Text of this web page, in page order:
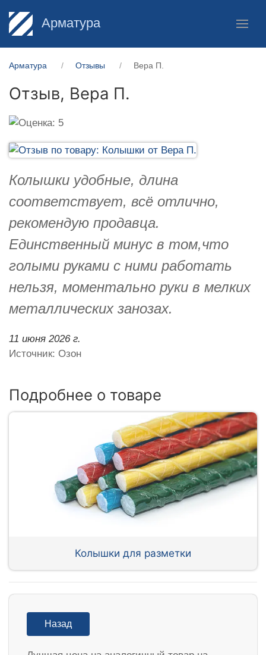
Арматура
Арматура Отзывы Вера П.
Отзыв, Вера П.
Колышки удобные, длина
соответствует, всё отлично,
рекомендую продавца.
Единственный минус в том,что
голыми руками с ними работать
нельзя, моментально руки в мелких
металлических занозах.
11 июня 2026 г.
Источник: Озон
Подробнее о товаре
Колышки для разметки
Назад